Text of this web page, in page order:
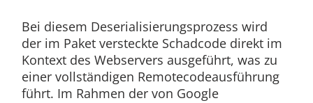
Bei diesem Deserialisierungsprozess wird
der im Paket versteckte Schadcode direkt im
Kontext des Webservers ausgeführt, was zu
einer vollständigen Remotecodeausführung
führt. Im Rahmen der von Google